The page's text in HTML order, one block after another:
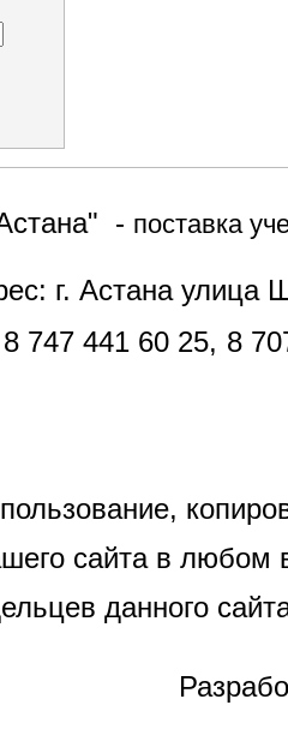
- поставка
г. Астана
747 441 60 25, 8
сайта в любом
данного